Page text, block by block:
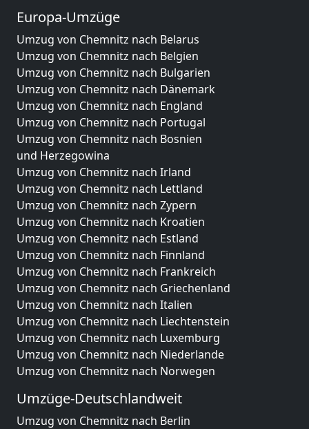
Europa-Umzüge
Umzug von Chemnitz nach Belarus
Umzug von Chemnitz nach Belgien
Umzug von Chemnitz nach Bulgarien
Umzug von Chemnitz nach Dänemark
Umzug von Chemnitz nach England
Umzug von Chemnitz nach Portugal
Umzug von Chemnitz nach Bosnien
und Herzegowina
Umzug von Chemnitz nach Irland
Umzug von Chemnitz nach Lettland
Umzug von Chemnitz nach Zypern
Umzug von Chemnitz nach Kroatien
Umzug von Chemnitz nach Estland
Umzug von Chemnitz nach Finnland
Umzug von Chemnitz nach Frankreich
Umzug von Chemnitz nach Griechenland
Umzug von Chemnitz nach Italien
Umzug von Chemnitz nach Liechtenstein
Umzug von Chemnitz nach Luxemburg
Umzug von Chemnitz nach Niederlande
Umzug von Chemnitz nach Norwegen
Umzüge-Deutschlandweit
Umzug von Chemnitz nach Berlin